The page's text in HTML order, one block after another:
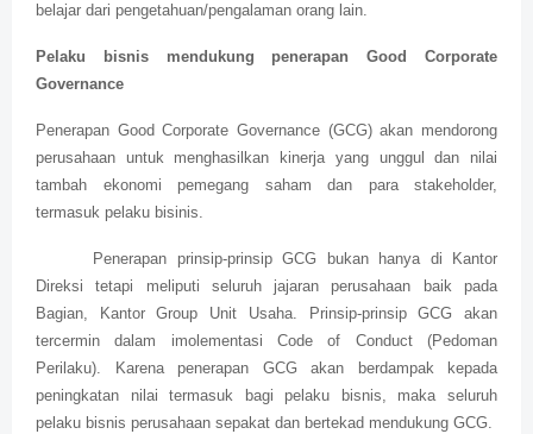
belajar dari pengetahuan/pengalaman orang lain.
Pelaku bisnis mendukung penerapan Good Corporate
Governance
Penerapan Good Corporate Governance (GCG) akan mendorong
perusahaan untuk menghasilkan kinerja yang unggul dan nilai
tambah ekonomi pemegang saham dan para stakeholder,
termasuk pelaku bisinis.
Penerapan prinsip-prinsip GCG bukan hanya di Kantor
Direksi tetapi meliputi seluruh jajaran perusahaan baik pada
Bagian, Kantor Group Unit Usaha. Prinsip-prinsip GCG akan
tercermin dalam imolementasi Code of Conduct (Pedoman
Perilaku). Karena penerapan GCG akan berdampak kepada
peningkatan nilai termasuk bagi pelaku bisnis, maka seluruh
pelaku bisnis perusahaan sepakat dan bertekad mendukung GCG.